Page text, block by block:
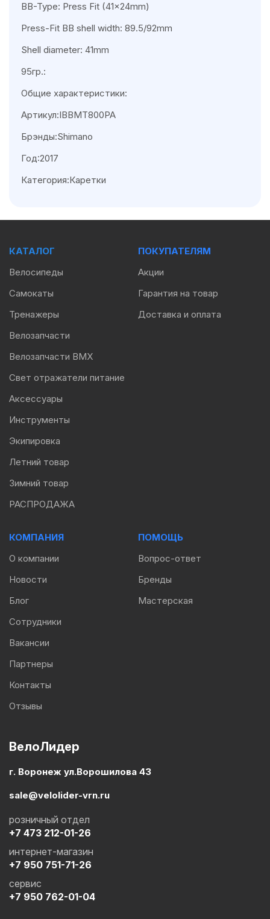
BB-Type: Press Fit (41x24mm)
Press-Fit BB shell width: 89.5/92mm
Shell diameter: 41mm
95гр.:
Общие характеристики:
Артикул:IBBMT800PA
Брэнды:Shimano
Год:2017
Категория:Каретки
ВелоЛидер
г. Воронеж ул.Ворошилова 43
sale@velolider-vrn.ru
+7 473 212-01-26
розничный отдел
+7 950 751-71-26
интернет-магазин
+7 950 762-01-04
сервис
КАТАЛОГ
Велосипеды
Самокаты
Тренажеры
Велозапчасти
Велозапчасти BMX
Свет отражатели питание
Аксессуары
Инструменты
Экипировка
Летний товар
Зимний товар
РАСПРОДАЖА
ПОКУПАТЕЛЯМ
Акции
Гарантия на товар
Доставка и оплата
КОМПАНИЯ
О компании
Новости
Блог
Сотрудники
Вакансии
Партнеры
Контакты
Отзывы
ПОМОЩЬ
Вопрос-ответ
Бренды
Мастерская